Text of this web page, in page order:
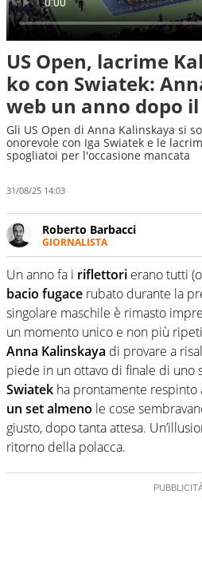
US Open, lacrime
ko con Swiatek:
web un anno dopo
Gli US Open di Anna Kalinskaya si
onorevole con Iga Swiatek e le
spogliatoi per l'occasione mancata
31/08/25 14:03
Roberto Barbacci
GIORNALISTA
Giornalista (pubblicista)
tuttologo di Virgilio Sport.
scherma, di volley o di
Un anno fa i riflettori erano tutti
bacio fugace rubato durante la
singolare maschile è rimasto
un momento unico e non più
Anna Kalinskaya di provare a
piede in un ottavo di finale di uno
Swiatek ha prontamente respinto
un set almeno le cose
giusto, dopo tanta attesa.
ritorno della polacca.